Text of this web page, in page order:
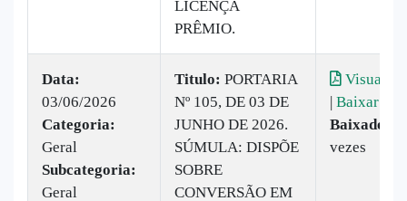
LICENÇA
PRÊMIO.
Data:
03/06/2026
Categoria:
Geral
Subcategoria:
Geral
Titulo: PORTARIA
Nº 105, DE 03 DE
JUNHO DE 2026.
SÚMULA: DISPÕE
SOBRE
CONVERSÃO EM
| Baixar
Baixado:
vezes